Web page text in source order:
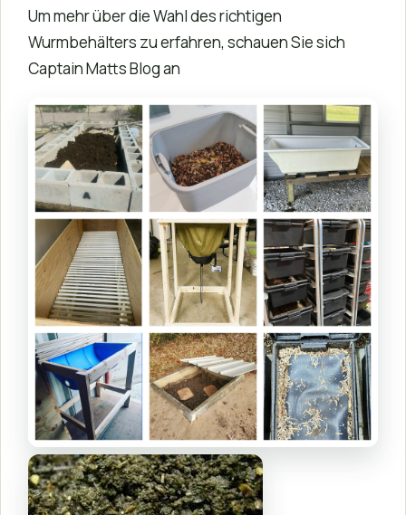
Um mehr über die Wahl des richtigen
Wurmbehälters zu erfahren, schauen Sie sich
Captain Matts Blog an